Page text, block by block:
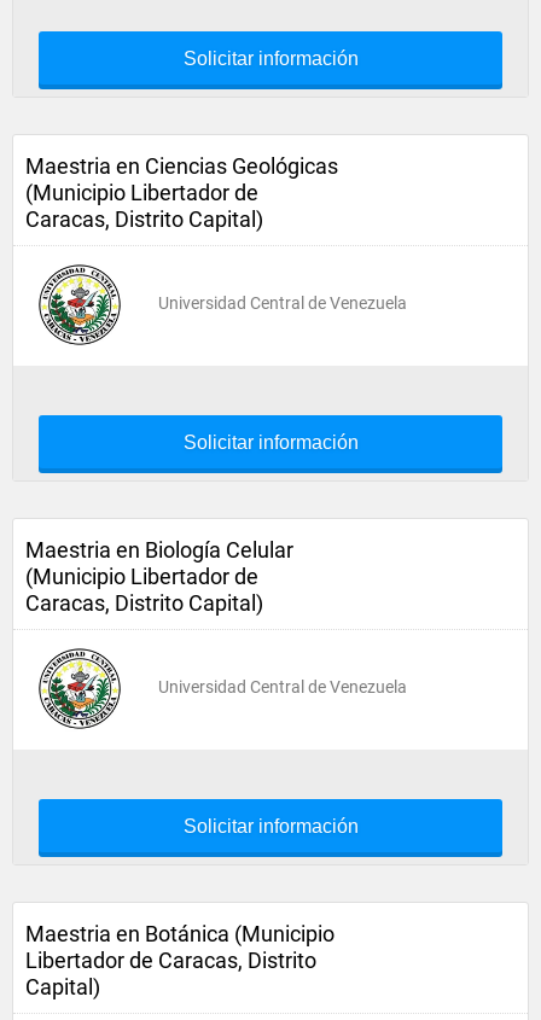
Solicitar información
Maestria en Ciencias Geológicas
(Municipio Libertador de
Caracas, Distrito Capital)
Universidad Central de Venezuela
Solicitar información
Maestria en Biología Celular
(Municipio Libertador de
Caracas, Distrito Capital)
Universidad Central de Venezuela
Solicitar información
Maestria en Botánica (Municipio
Libertador de Caracas, Distrito
Capital)